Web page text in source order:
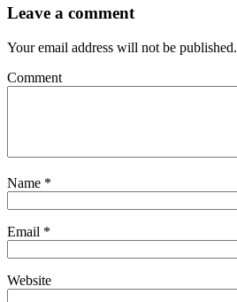
Leave a comment
Your email address will not be published.
Comment
Name *
Email *
Website